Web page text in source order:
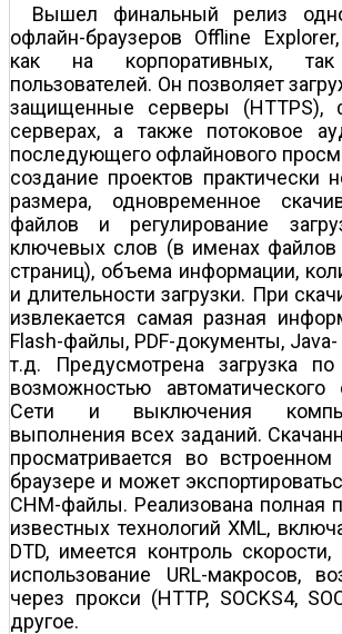
Вышел финальный релиз
офлайн-браузеров Offline
как на корпоративных,
пользователей. Он позволяет
защищенные серверы (HTTPS),
серверах, а также потоковое
последующего офлайнового
создание проектов практически
размера, одновременное
файлов и регулирование
ключевых слов (в именах
страниц), объема информации,
и длительности загрузки. При
извлекается самая разная
Flash-файлы, PDF-документы,
т.д. Предусмотрена загрузка
возможностью автоматического
Сети и выключения
выполнения всех заданий.
просматривается во
браузере и может
CHM-файлы. Реализована полная
известных технологий XML,
DTD, имеется контроль
использование URL-макросов,
через прокси (HTTP, SOCKS4,
другое.